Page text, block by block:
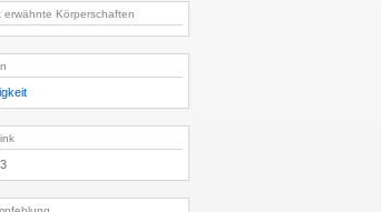
erwähnte Körperschaften